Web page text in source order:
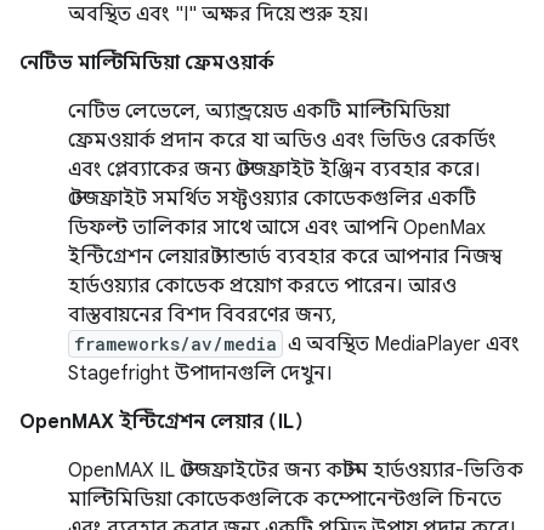
অবস্থিত এবং "I" অক্ষর দিয়ে শুরু হয়।
নেটিভ মাল্টিমিডিয়া ফ্রেমওয়ার্ক
নেটিভ লেভেলে, অ্যান্ড্রয়েড একটি মাল্টিমিডিয়া
ফ্রেমওয়ার্ক প্রদান করে যা অডিও এবং ভিডিও রেকর্ডিং
এবং প্লেব্যাকের জন্য স্টেজফ্রাইট ইঞ্জিন ব্যবহার করে।
স্টেজফ্রাইট সমর্থিত সফ্টওয়্যার কোডেকগুলির একটি
ডিফল্ট তালিকার সাথে আসে এবং আপনি OpenMax
ইন্টিগ্রেশন লেয়ার স্ট্যান্ডার্ড ব্যবহার করে আপনার নিজস্ব
হার্ডওয়্যার কোডেক প্রয়োগ করতে পারেন। আরও
বাস্তবায়নের বিশদ বিবরণের জন্য,
frameworks/av/media এ অবস্থিত MediaPlayer এবং
Stagefright উপাদানগুলি দেখুন।
OpenMAX ইন্টিগ্রেশন লেয়ার (IL)
OpenMAX IL স্টেজফ্রাইটের জন্য কাস্টম হার্ডওয়্যার-ভিত্তিক
মাল্টিমিডিয়া কোডেকগুলিকে কম্পোনেন্টগুলি চিনতে